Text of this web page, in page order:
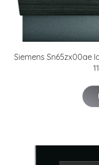
Siemens Sn65zx00ae